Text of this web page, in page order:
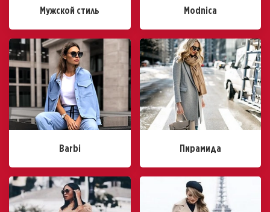
Мужской стиль Modnica
Barbi Пирамида